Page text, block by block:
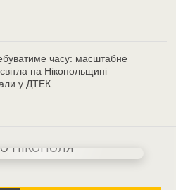
часу: масштабне
на Нікопольщині
у ДТЕК